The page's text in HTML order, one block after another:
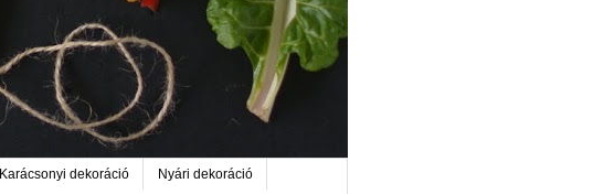
Karácsonyi dekoráció Nyári dekoráció